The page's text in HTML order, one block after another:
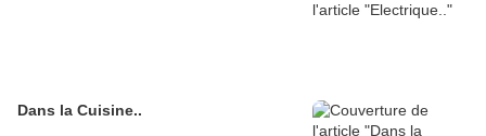
Dans la Cuisine..